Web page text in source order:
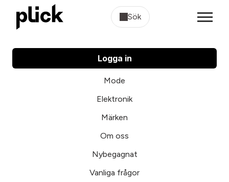
Sök
Logga in
Mode
Elektronik
Märken
Om oss
Nybegagnat
Vanliga frågor